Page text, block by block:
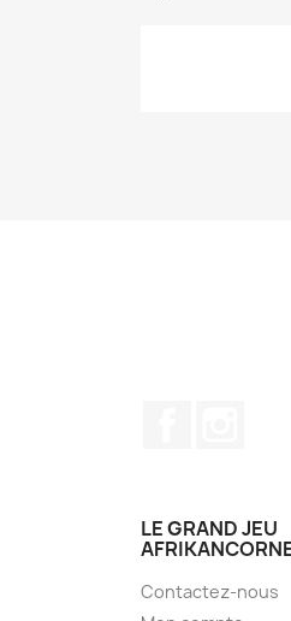
LE GRAND JEU
Contactez-nous